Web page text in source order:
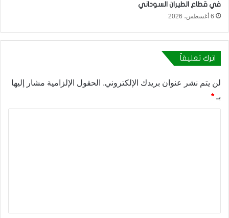
في قطاع الطيران السوداني
6 أغسطس، 2026
اترك تعليقاً
لن يتم نشر عنوان بريدك الإلكتروني. الحقول الإلزامية مشار إليها
بـ *